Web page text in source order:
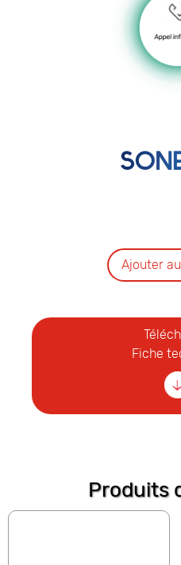
Ajouter
Fiche
Produits